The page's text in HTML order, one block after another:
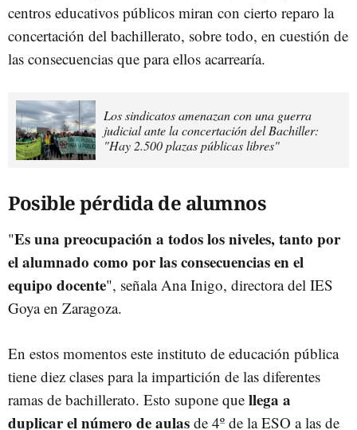
centros educativos públicos miran con cierto reparo la
concertación del bachillerato, sobre todo, en cuestión de
las consecuencias que para ellos acarrearía.
Los sindicatos amenazan con una guerra
judicial ante la concertación del Bachiller:
"Hay 2.500 plazas públicas libres"
Posible pérdida de alumnos
"Es una preocupación a todos los niveles, tanto por
el alumnado como por las consecuencias en el
equipo docente", señala Ana Inigo, directora del IES
Goya en Zaragoza.
En estos momentos este instituto de educación pública
tiene diez clases para la impartición de las diferentes
ramas de bachillerato. Esto supone que llega a
duplicar el número de aulas de 4º de la ESO a las de